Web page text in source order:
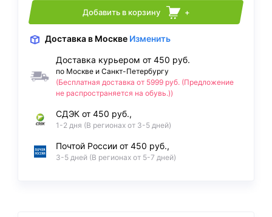
Добавить в корзину +
Доставка в Москве Изменить
Доставка курьером от 450 руб.
по Москве и Санкт-Петербургу
(Бесплатная доставка от 5999 руб. (Предложение
не распространяется на обувь.))
СДЭК от 450 руб.,
1-2 дня (В регионах от 3-5 дней)
Почтой России от 450 руб.,
3-5 дней (В регионах от 5-7 дней)